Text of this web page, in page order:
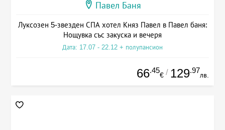
Павел Баня
Луксозен 5-звезден СПА хотел Княз Павел в Павел баня:
Нощувка със закуска и вечеря
Дата: 17.07 - 22.12 + полупансион
66.45
€ / 129.97
лв.